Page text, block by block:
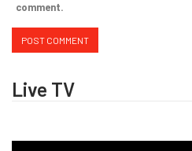
comment.
Live TV